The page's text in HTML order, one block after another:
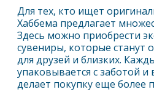
Для тех, кто ищет
Хаббема предлагает
Здесь можно приобрести
сувениры, которые станут
для друзей и близких.
упаковывается с заботой
делает покупку еще более